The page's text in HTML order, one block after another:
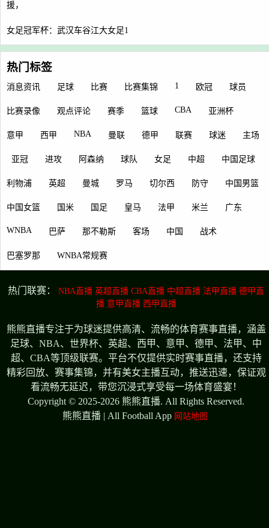
援，
女足冠军杯：武汉车谷江大女足1
热门标签
消息资讯 足球 比赛 比赛集锦 1 欧冠 球员
比赛录像 观点评论 赛季 篮球 CBA 亚洲杯
意甲 西甲 NBA 曼联 德甲 联赛 球迷 主场
亚冠 进攻 阿森纳 球队 女足 中超 中国足球
利物浦 英超 曼城 罗马 切尔西 防守 中国男篮
中国女篮 国米 国足 皇马 法甲 米兰 广东
WNBA 巴萨 那不勒斯 客场 中国 战术
巴塞罗那 WNBA常规赛
热门联赛： NBA直播 英超直播 CBA直播 中超直播 法甲直播 德甲直
播 意甲直播 西甲直播
熊熊直播专注于为球迷提供高清、流畅的体育赛事直播，涵盖
足球、NBA、世界杯、英超、西甲、意甲、德甲、法甲、中
超、CBA等顶级联赛。平台不仅提供实时赛事直播，还支持
精彩回放、赛事集锦，并有美女主播互动，推送迅速，保证观
看流畅无延迟，带您沉浸式享受每一场体育盛宴！
Copyright © 2025-2026 熊熊直播. All Rights Reserved.
熊熊直播 | All Football App 网站地图